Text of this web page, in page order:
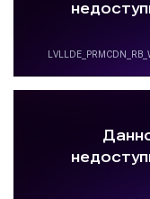
Детали рейса